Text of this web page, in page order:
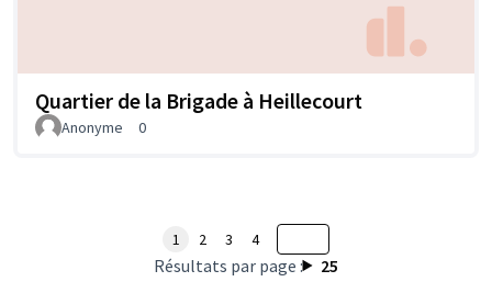
Quartier de la Brigade à Heillecourt
Anonyme 0
Résultats par page : 25
1 2 3 4